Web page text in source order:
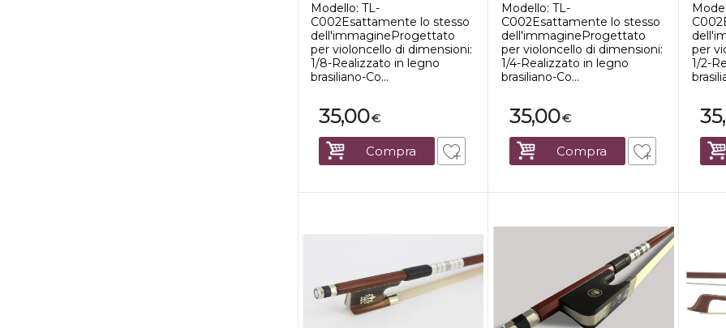
Modello: TL-
C002Esattamente lo stesso
dell'immagineProgettato
per violoncello di dimensioni:
1/8-Realizzato in legno
brasiliano-Co...
€
35,00
Compra
Modello: TL-
C002Esattamente lo stesso
dell'immagineProgettato
per violoncello di dimensioni:
1/4-Realizzato in legno
brasiliano-Co...
€
35,00
Compra
per
1/2-